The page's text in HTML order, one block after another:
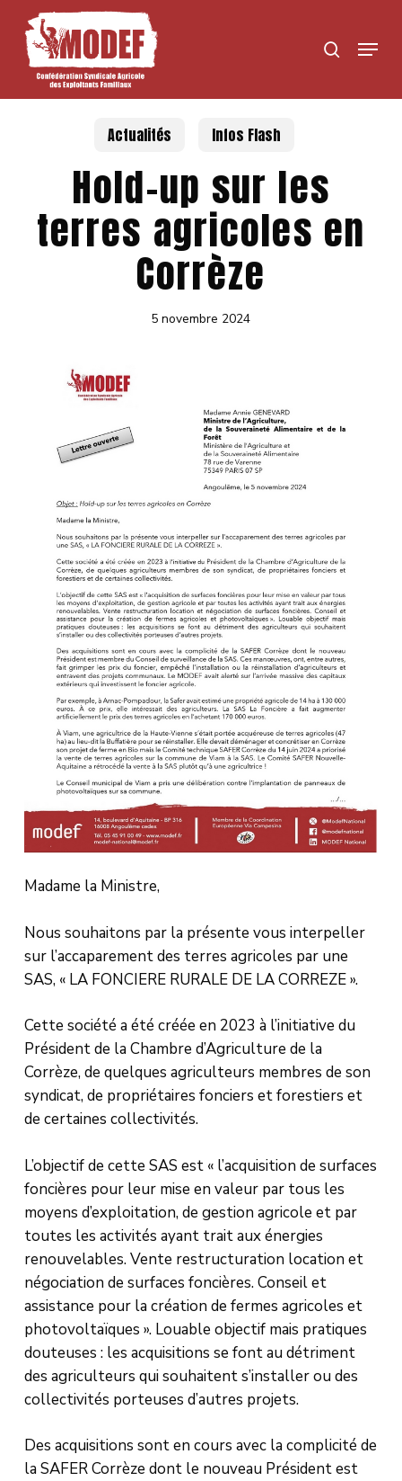
content
search
Menu
Actualités Infos Flash
Hold-up sur les
terres agricoles en
Corrèze
5 novembre 2024
Madame la Ministre,
Nous souhaitons par la présente vous interpeller
sur l’accaparement des terres agricoles par une
SAS, « LA FONCIERE RURALE DE LA CORREZE ».
Cette société a été créée en 2023 à l’initiative du
Président de la Chambre d’Agriculture de la
Corrèze, de quelques agriculteurs membres de son
syndicat, de propriétaires fonciers et forestiers et
de certaines collectivités.
L’objectif de cette SAS est « l’acquisition de surfaces
foncières pour leur mise en valeur par tous les
moyens d’exploitation, de gestion agricole et par
toutes les activités ayant trait aux énergies
renouvelables. Vente restructuration location et
négociation de surfaces foncières. Conseil et
assistance pour la création de fermes agricoles et
photovoltaïques ». Louable objectif mais pratiques
douteuses : les acquisitions se font au détriment
des agriculteurs qui souhaitent s’installer ou des
collectivités porteuses d’autres projets.
Des acquisitions sont en cours avec la complicité de
la SAFER Corrèze dont le nouveau Président est